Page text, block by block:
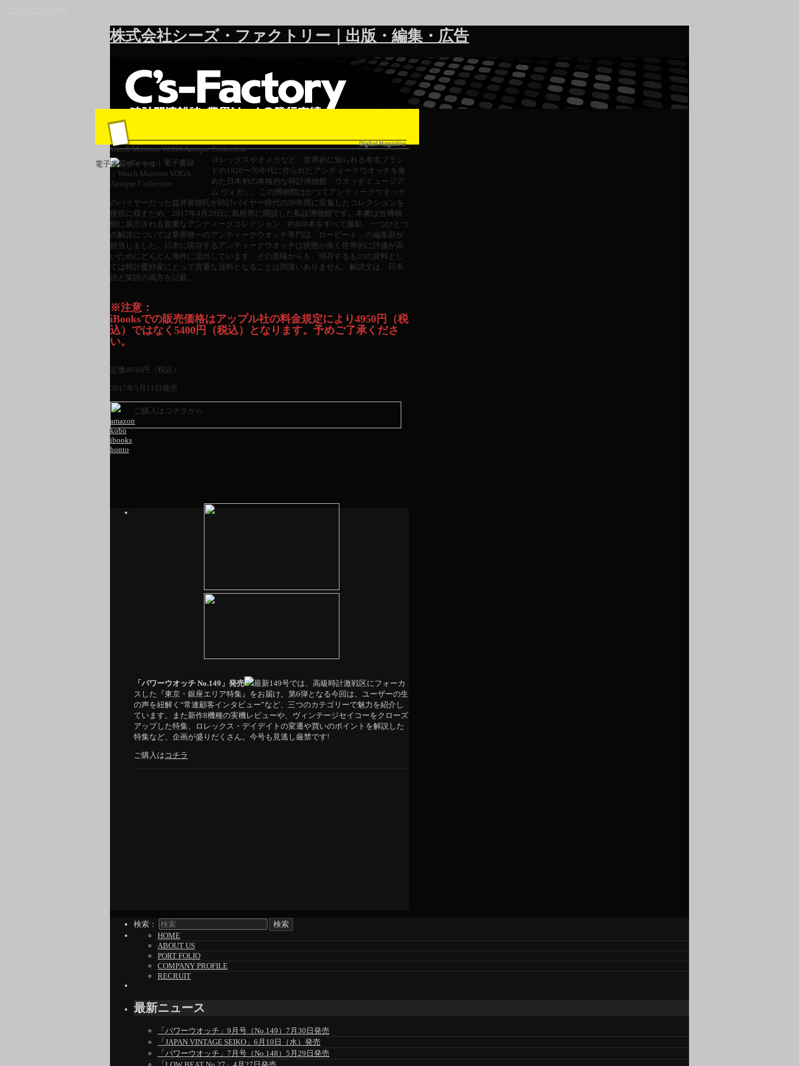
株式会社シーズ・ファクトリー｜出版・編集・広告
電子書籍タイトル
Watch Museum VOGA Antique Collection
ロレックスやオメガなど、世界的に知られる有名ブラン
ドの1920〜70年代に作られたアンティークウオッチを集
めた日本初の本格的な時計博物館「ウオッチミュージア
ム ヴォガ」。この博物館はかつてアンティークウオッチ
のバイヤーだった益井俊雄氏が時計バイヤー時代の30年間に収集したコレクションを
後世に残すため、2017年4月29日に島根県に開設した私設博物館です。本書は当博物
館に展示される貴重なアンティークコレクション、約800本をすべて撮影。一つひとつ
の解説については業界唯一のアンティークウオッチ専門誌「ロービート」の編集部が
担当しました。日本に現存するアンティークウオッチは状態が良く世界的に評価が高
いためにどんどん海外に流出しています。その意味からも、現存するものの資料とし
ては時計愛好家にとって貴重な資料となることは間違いありません。解説文は、日本
語と英語の両方を記載。
※注意：
iBooksでの販売価格はアップル社の料金規定により4950円（税
込）ではなく5400円（税込）となります。予めご了承くださ
い。
定価4950 円（税込）
2017年5月11日発売
ご購入はコチラから
amazon
kobo
ibooks
honto
「パワーウオッチ No.149」発売
最新149号では、高級時計激戦区にフォーカ
スした『東京・銀座エリア特集』をお届け。第6弾となる今回は、ユーザーの生
の声を紐解く“常連顧客インタビュー”など、三つのカテゴリーで魅力を紹介し
ています。また新作8機種の実機レビューや、ヴィンテージセイコーをクローズ
アップした特集、ロレックス・デイデイトの変遷や買いのポイントを解説した
特集など、企画が盛りだくさん。今号も見逃し厳禁です!
ご購入は コチラ
検索：
HOME
ABOUT US
PORT FOLIO
COMPANY PROFILE
RECRUIT
最新ニュース
「パワーウオッチ」9月号（No.149）7月30日発売
「JAPAN VINTAGE SEIKO」6月10日（水）発売
「パワーウオッチ」7月号（No.148）5月29日発売